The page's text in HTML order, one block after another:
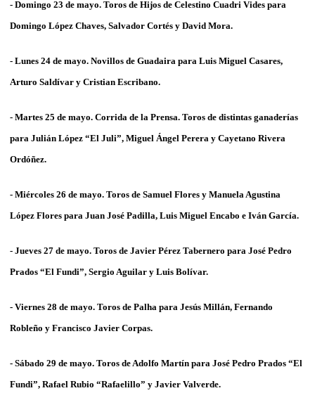
- Domingo 23 de mayo. Toros de Hijos de Celestino Cuadri Vides para
Domingo López Chaves, Salvador Cortés y David Mora.
- Lunes 24 de mayo. Novillos de Guadaira para Luis Miguel Casares,
Arturo Saldívar y Cristian Escribano.
- Martes 25 de mayo. Corrida de la Prensa. Toros de distintas ganaderías
para Julián López “El Juli”, Miguel Ángel Perera y Cayetano Rivera
Ordóñez.
- Miércoles 26 de mayo. Toros de Samuel Flores y Manuela Agustina
López Flores para Juan José Padilla, Luis Miguel Encabo e Iván García.
- Jueves 27 de mayo. Toros de Javier Pérez Tabernero para José Pedro
Prados “El Fundi”, Sergio Aguilar y Luis Bolívar.
- Viernes 28 de mayo. Toros de Palha para Jesús Millán, Fernando
Robleño y Francisco Javier Corpas.
- Sábado 29 de mayo. Toros de Adolfo Martín para José Pedro Prados “El
Fundi”, Rafael Rubio “Rafaelillo” y Javier Valverde.